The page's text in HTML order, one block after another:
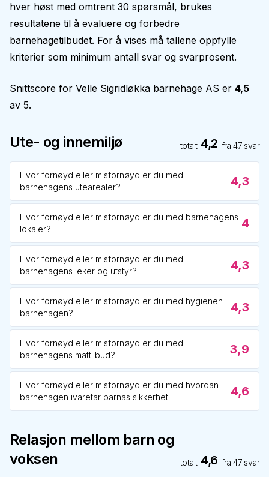
hver høst med omtrent 30 spørsmål, brukes
resultatene til å evaluere og forbedre
barnehagetilbudet. For å vises må tallene oppfylle
kriterier som minimum antall svar og svarprosent.
Snittscore for Velle Sigridløkka barnehage AS er 4,5
av 5.
Ute- og innemiljø totalt 4,2 fra47 svar
Hvor fornøyd eller misfornøyd er du med
barnehagens utearealer?
4,3
Hvor fornøyd eller misfornøyd er du med barnehagens
lokaler?
4
Hvor fornøyd eller misfornøyd er du med
barnehagens leker og utstyr?
4,3
Hvor fornøyd eller misfornøyd er du med hygienen i
barnehagen?
4,3
Hvor fornøyd eller misfornøyd er du med
barnehagens mattilbud?
3,9
Hvor fornøyd eller misfornøyd er du med hvordan
barnehagen ivaretar barnas sikkerhet
4,6
Relasjon mellom barn og
voksen
totalt 4,6 fra47 svar